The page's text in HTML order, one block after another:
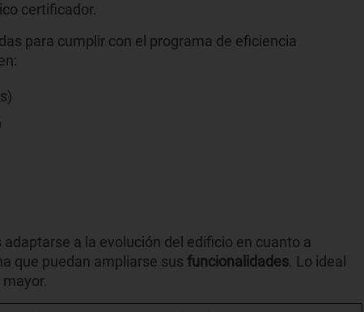
certificador.
para cumplir con el programa de eficiencia
adaptarse a la evolución del edificio en cuanto a
que puedan ampliarse sus funcionalidades. Lo ideal